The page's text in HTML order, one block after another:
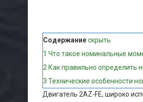
Содержаниескрыть
1 Что такое номинальные
2 Как правильно определить
3 Технические особенности
Двигатель 2AZ-FE, широко